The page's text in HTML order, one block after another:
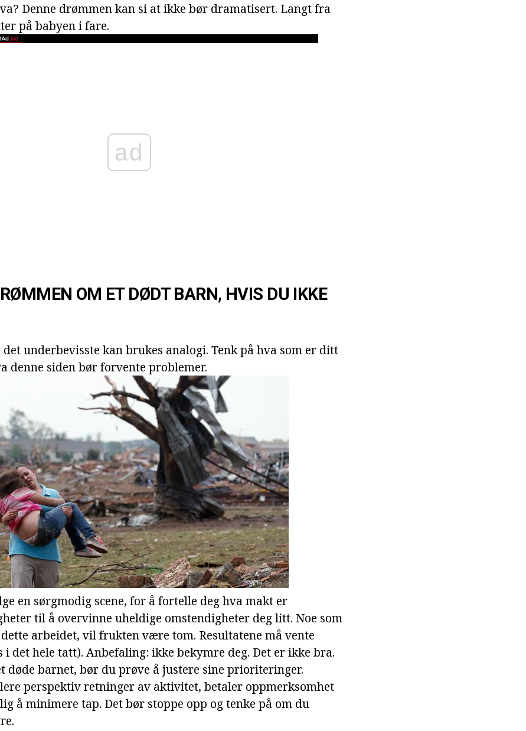
Denne drømmen kan si at ikke bør dramatisert. Langt fra
på babyen i fare.
ad
OM ET DØDT BARN, HVIS DU IKKE
underbevisste kan brukes analogi. Tenk på hva som er ditt
denne siden bør forvente problemer.
en sørgmodig scene, for å fortelle deg hva makt er
til å overvinne uheldige omstendigheter deg litt. Noe som
arbeidet, vil frukten være tom. Resultatene må vente
det hele tatt). Anbefaling: ikke bekymre deg. Det er ikke bra.
døde barnet, bør du prøve å justere sine prioriteringer.
perspektiv retninger av aktivitet, betaler oppmerksomhet
å minimere tap. Det bør stoppe opp og tenke på om du